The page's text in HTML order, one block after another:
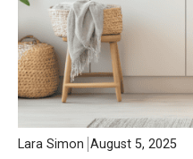
Lara Simon August 5, 2025